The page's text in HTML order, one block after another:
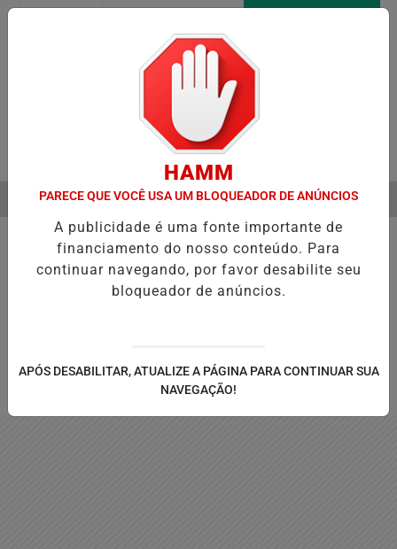
Pesquisar Notícia
VERDADEIRA RELAÇÃO DE ELIZE E MARCOS MATSUNAGA ANTES
EM ALTA
MENU
HAMM
PARECE QUE VOCÊ USA UM BLOQUEADOR DE ANÚNCIOS
A publicidade é uma fonte importante de
financiamento do nosso conteúdo. Para
continuar navegando, por favor desabilite seu
bloqueador de anúncios.
APÓS DESABILITAR, ATUALIZE A PÁGINA PARA CONTINUAR SUA
NAVEGAÇÃO!